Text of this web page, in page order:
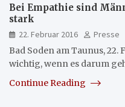
Bei Empathie sind
stark
22. Februar 2016
Presse
Bad Soden am Taunus, 22.
wichtig, wenn es darum
Continue Reading